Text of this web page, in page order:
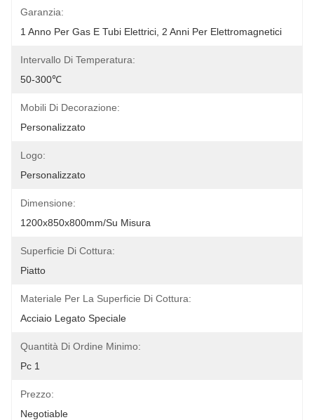
Garanzia:
1 Anno Per Gas E Tubi Elettrici, 2 Anni Per Elettromagnetici
Intervallo Di Temperatura:
50-300℃
Mobili Di Decorazione:
Personalizzato
Logo:
Personalizzato
Dimensione:
1200x850x800mm/su Misura
Superficie Di Cottura:
Piatto
Materiale Per La Superficie Di Cottura:
Acciaio Legato Speciale
Quantità Di Ordine Minimo:
Pc 1
Prezzo:
Negotiable